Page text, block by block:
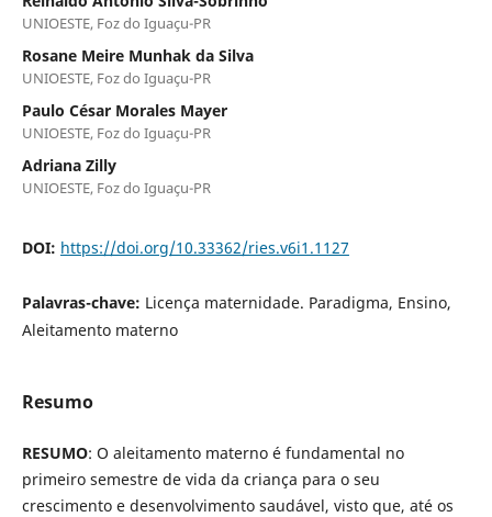
UNIOESTE, Foz do Iguaçu-PR
Rosane Meire Munhak da Silva
UNIOESTE, Foz do Iguaçu-PR
Paulo César Morales Mayer
UNIOESTE, Foz do Iguaçu-PR
Adriana Zilly
UNIOESTE, Foz do Iguaçu-PR
DOI: https://doi.org/10.33362/ries.v6i1.1127
Palavras-chave: Licença maternidade. Paradigma, Ensino,
Aleitamento materno
Resumo
RESUMO: O aleitamento materno é fundamental no
primeiro semestre de vida da criança para o seu
crescimento e desenvolvimento saudável, visto que, até os